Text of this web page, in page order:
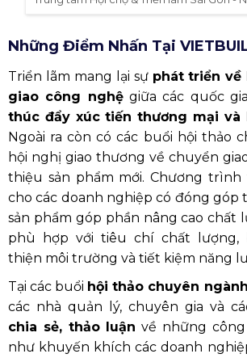
Những Điểm Nhấn Tại
Triển lãm mang lại sự phát triển về
giao công nghệgiữa các quốc
thúc đẩy xúc tiến thương mại và
Ngoài ra còn có các buổi hội thảo
hội nghị giao thương về chuyển
thiệu sản phẩm mới. Chương trình
cho các doanh nghiệp có đóng góp
sản phẩm góp phần nâng cao chất
phù hợp với tiêu chí chất lượng,
thiện môi trường và tiết kiệm năng
Tại các buổi hội thảo chuyên ngành
các nhà quản lý, chuyên gia và
chia sẻ, thảo luận về những
như khuyến khích các doanh